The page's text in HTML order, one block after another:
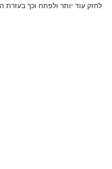
לחזק עוד יותר ולפתח וכך